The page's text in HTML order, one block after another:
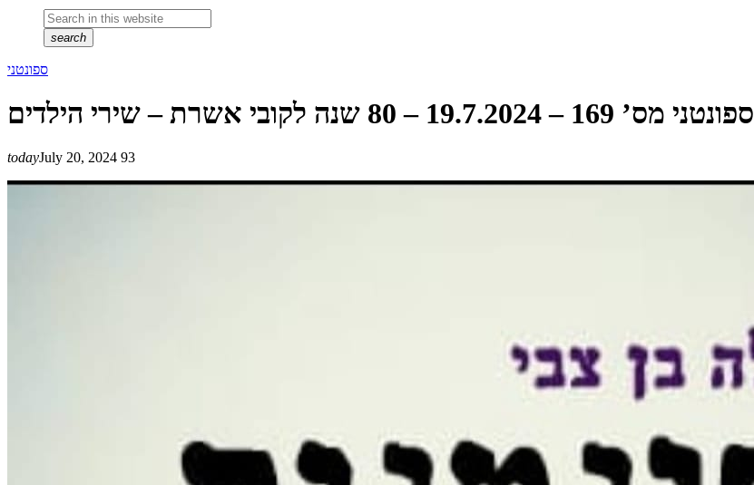
search
ספונטני
ספונטני מס’ 169 – 19.7.2024 – 80 שנה לקובי אשרת – שירי הילדים
todayJuly 20, 2024 93